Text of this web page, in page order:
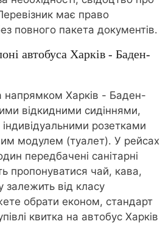
має право
повного пакета документів.
автобуса Харків - Баден-
напрямком Харків - Баден-
відкидними сидіннями,
розетками
модулем (туалет). У рейсах
передбачені санітарні
пропонуватися чай, кава,
залежить від класу
обрати економ, стандарт
квитка на автобус Харків